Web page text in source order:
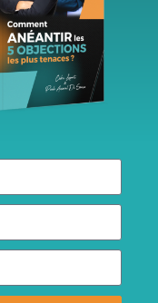
crise ne peut pas
mets en place les
tu es sur le bon
?
Ils t’en seront